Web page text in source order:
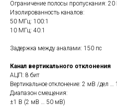
Ограничение полосы пропускания:
Изолированность каналов:
50 МГц: 100:1
10 МГц: 40:1
Задержка между аналами: 150 пс
Канал вертикального отклонения
АЦП: 8 бит
Вертикальное отклонение: 2 мВ /дел …
Диапазон смещения:
±1 В (2 мВ … 50 мВ)